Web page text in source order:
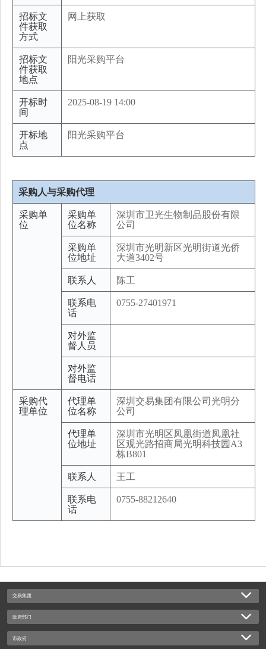
招标文
件获取
方式
网上获取
招标文
件获取
地点
阳光采购平台
开标时
间
2025-08-19 14:00
开标地
点
阳光采购平台
采购人与采购代理
采购单
位
采购单
位名称
深圳市卫光生物制品股份有限
公司
采购单
位地址
深圳市光明新区光明街道光侨
大道3402号
联系人 陈工
联系电
话
0755-27401971
对外监
督人员
对外监
督电话
采购代
理单位
代理单
位名称
深圳交易集团有限公司光明分
公司
代理单
位地址
深圳市光明区凤凰街道凤凰社
区观光路招商局光明科技园A3
栋B801
联系人 王工
联系电
话
0755-88212640